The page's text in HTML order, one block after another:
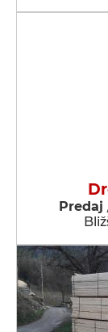
Predaj